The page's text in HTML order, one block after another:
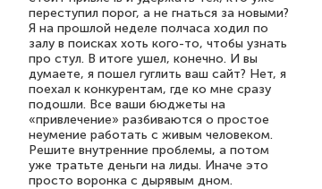
переступил порог, а не гнаться за новыми?
Я на прошлой неделе полчаса ходил по
залу в поисках хоть кого-то, чтобы узнать
про стул. В итоге ушел, конечно. И вы
думаете, я пошел гуглить ваш сайт? Нет, я
поехал к конкурентам, где ко мне сразу
подошли. Все ваши бюджеты на
«привлечение» разбиваются о простое
неумение работать с живым человеком.
Решите внутренние проблемы, а потом
уже тратьте деньги на лиды. Иначе это
просто воронка с дырявым дном.